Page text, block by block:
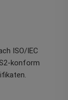
ISO/IEC
konform